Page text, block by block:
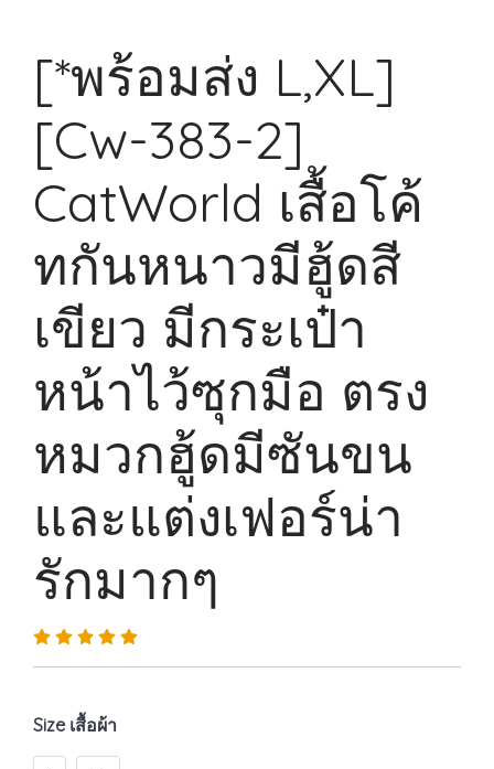
[*พร้อมส่ง L,XL]
[Cw-383-2]
CatWorld เสื้อโค้
ทกันหนาวมีฮู้ดสี
เขียว มีกระเป๋า
หน้าไว้ซุกมือ ตรง
หมวกฮู้ดมีซันขน
และแต่งเฟอร์น่า
รักมากๆ
Size เสื้อผ้า